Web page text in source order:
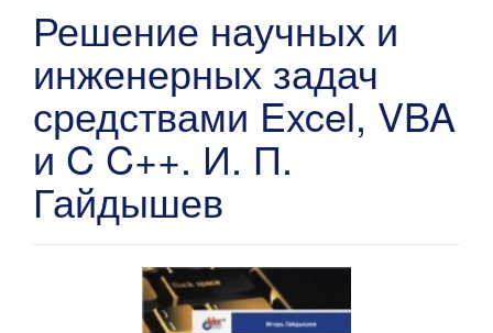
Решение научных и
инженерных задач
средствами Excel, VBA
и C C++. И. П.
Гайдышев